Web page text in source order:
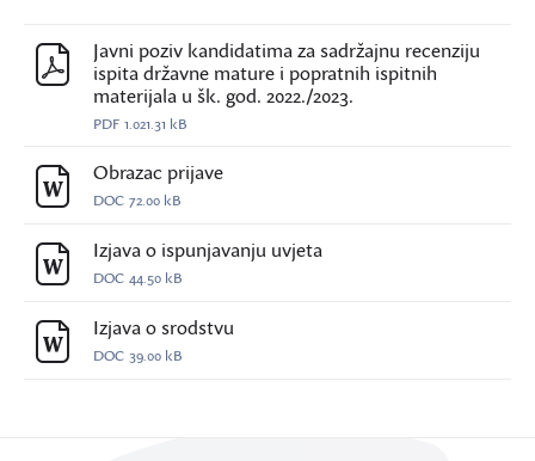
Javni poziv kandidatima za sadržajnu recenziju
ispita državne mature i popratnih ispitnih
materijala u šk. god. 2022./2023.
PDF 1.021.31 kB
Obrazac prijave
DOC 72.00 kB
Izjava o ispunjavanju uvjeta
DOC 44.50 kB
Izjava o srodstvu
DOC 39.00 kB